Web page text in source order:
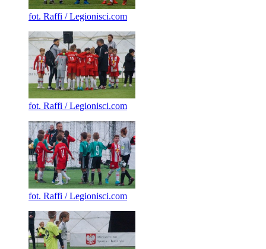
fot. Raffi / Legionisci.com
fot. Raffi / Legionisci.com
fot. Raffi / Legionisci.com